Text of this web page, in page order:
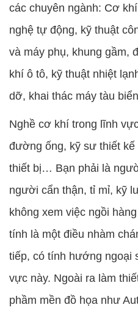
các chuyên ngành: Cơ
nghệ tự động, kỹ thuật
và máy phụ, khung gầm,
khí ô tô, kỹ thuật nhiệt
dỡ, khai thác máy tàu
Nghề cơ khí trong lĩnh
đường ống, kỹ sư thiết
thiết bị… Bạn phải là
người cẩn thận, tỉ mỉ, kỹ
không xem việc ngồi
tính là một điều nhàm
tiếp, có tính hướng ngoại
vực này. Ngoài ra làm
phầm mền đồ họa như